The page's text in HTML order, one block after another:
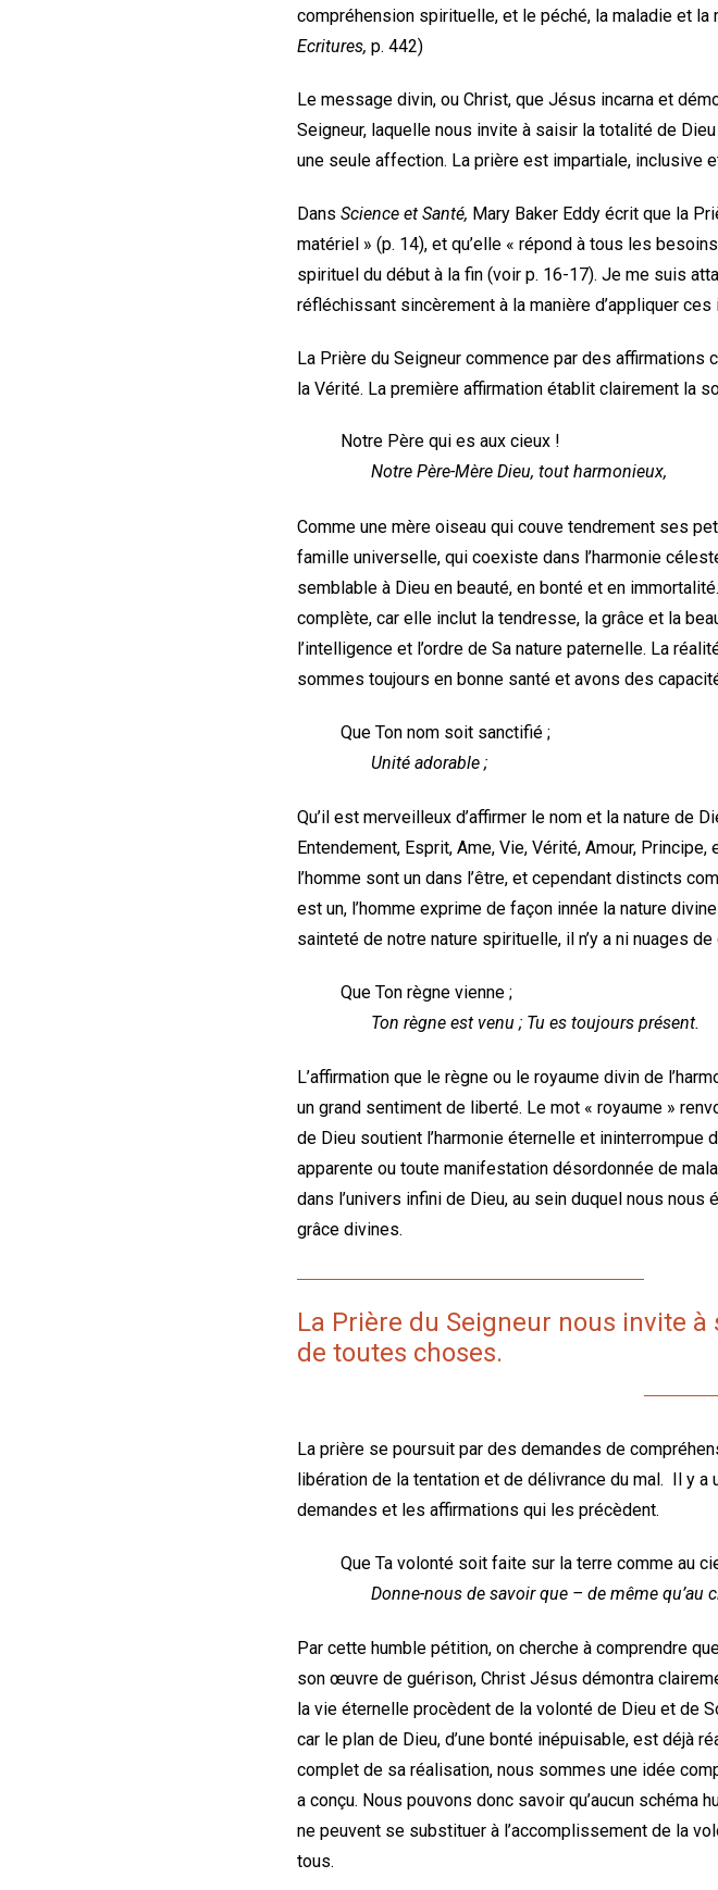
compréhension spirituelle, et le péché, la maladie et la
Ecritures, p. 442)
Le message divin, ou Christ, que Jésus incarna et
Seigneur, laquelle nous invite à saisir la totalité de
une seule affection. La prière est impartiale, inclusive
Dans Science et Santé, Mary Baker Eddy écrit que la
matériel » (p. 14), et qu’elle « répond à tous les
spirituel du début à la fin (voir p. 16-17). Je me suis
réfléchissant sincèrement à la manière d’appliquer ces
La Prière du Seigneur commence par des affirmations
la Vérité. La première affirmation établit clairement la
Notre Père qui es aux cieux !
Notre Père-Mère Dieu, tout harmonieux,
Comme une mère oiseau qui couve tendrement ses
famille universelle, qui coexiste dans l’harmonie
semblable à Dieu en beauté, en bonté et en
complète, car elle inclut la tendresse, la grâce et la
l’intelligence et l’ordre de Sa nature paternelle. La
sommes toujours en bonne santé et avons des
Que Ton nom soit sanctifié ;
Unité adorable ;
Qu’il est merveilleux d’affirmer le nom et la nature de
Entendement, Esprit, Ame, Vie, Vérité, Amour,
l’homme sont un dans l’être, et cependant distincts
est un, l’homme exprime de façon innée la nature
sainteté de notre nature spirituelle, il n’y a ni nuages
Que Ton règne vienne ;
Ton règne est venu ; Tu es toujours présent.
L’affirmation que le règne ou le royaume divin de
un grand sentiment de liberté. Le mot « royaume »
de Dieu soutient l’harmonie éternelle et ininterrompue
apparente ou toute manifestation désordonnée de
dans l’univers infini de Dieu, au sein duquel nous
grâce divines.
La Prière du Seigneur nous invite
de toutes choses.
La prière se poursuit par des demandes de
libération de la tentation et de délivrance du mal. Il y
demandes et les affirmations qui les précèdent.
Que Ta volonté soit faite sur la terre comme au
Donne-nous de savoir que – de même qu’au
Par cette humble pétition, on cherche à comprendre
son œuvre de guérison, Christ Jésus démontra
la vie éternelle procèdent de la volonté de Dieu et de
car le plan de Dieu, d’une bonté inépuisable, est déjà
complet de sa réalisation, nous sommes une idée
a conçu. Nous pouvons donc savoir qu’aucun schéma
ne peuvent se substituer à l’accomplissement de la
tous.